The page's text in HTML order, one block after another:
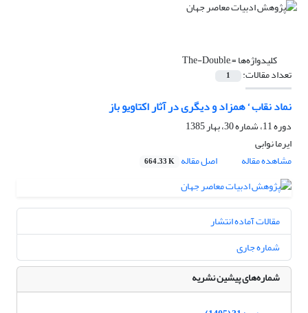
کلیدواژه‌ها =
ِThe-Double
تعداد مقالات: 1
نماد نقاب ‘ همزاد و دیگری در آثار اکتاویو باز
دوره 11، شماره 30، بهار 1385
ایرما نوابی
مشاهده مقاله
اصل مقاله 664.33 K
مقالات آماده انتشار
شماره جاری
شماره‌های پیشین نشریه